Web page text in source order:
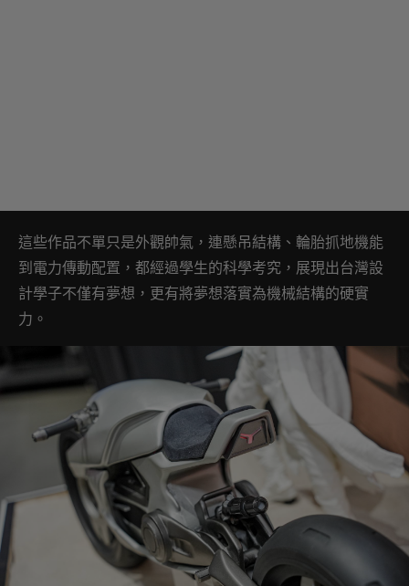
這些作品不單只是外觀帥氣，連懸吊結構、輪胎抓地機能
到電力傳動配置，都經過學生的科學考究，展現出台灣設
計學子不僅有夢想，更有將夢想落實為機械結構的硬實
力。